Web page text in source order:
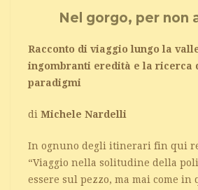
Nel gorgo, per non
Racconto di viaggio lungo la
ingombranti eredità e la ricerca
paradigmi
di Michele Nardelli
In ognuno degli itinerari fin qui
“Viaggio nella solitudine della
essere sul pezzo, ma mai come in